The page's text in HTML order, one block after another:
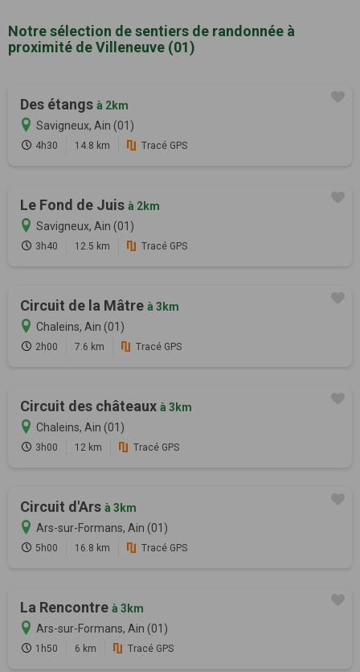
Notre sélection de sentiers de randonnée à
proximité de Villeneuve (01)
Des étangs à 2km
Savigneux, Ain (01)
4h30 14.8 km Tracé GPS
Le Fond de Juis à 2km
Savigneux, Ain (01)
3h40 12.5 km Tracé GPS
Circuit de la Mâtre à 3km
Chaleins, Ain (01)
2h00 7.6 km Tracé GPS
Circuit des châteaux à 3km
Chaleins, Ain (01)
3h00 12 km Tracé GPS
Circuit d'Ars à 3km
Ars-sur-Formans, Ain (01)
5h00 16.8 km Tracé GPS
La Rencontre à 3km
Ars-sur-Formans, Ain (01)
1h50 6 km Tracé GPS